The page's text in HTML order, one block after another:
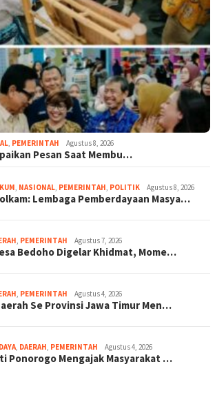
, PEMERINTAH Agustus 8, 2026
Pesan Saat Membu…
, NASIONAL, PEMERINTAH, POLITIK Agustus 8, 2026
Lembaga Pemberdayaan Masya…
, PEMERINTAH Agustus 7, 2026
Bedoho Digelar Khidmat, Mome…
, PEMERINTAH Agustus 4, 2026
Se Provinsi Jawa Timur Men…
, DAERAH, PEMERINTAH Agustus 4, 2026
Ponorogo Mengajak Masyarakat …